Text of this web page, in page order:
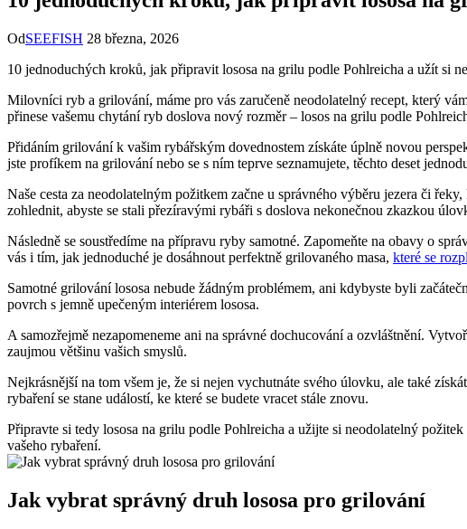
OdSEEFISH 28 března, 2026
10 jednoduchých kroků, jak připravit lososa na grilu podle Pohlreicha a užít si
Milovníci ryb a grilování, máme ‌pro vás zaručeně neodolatelný recept, který
přinese vašemu chytání ryb doslova nový rozměr⁣ – losos na grilu podle
Přidáním grilování k vašim rybářským dovednostem získáte úplně novou
jste profíkem na grilování nebo se s ⁢ním teprve seznamujete, těchto deset
Naše cesta za neodolatelným požitkem začne u správného výběru jezera či
zohlednit, abyste se stali ‍přezíravými⁢ rybáři s doslova nekonečnou zkazkou
Následně se soustředíme na přípravu ryby samotné. Zapomeňte na ​obavy ​o
vás i ​tím, jak jednoduché ‌je dosáhnout perfektně grilovaného ​masa, které se
Samotné grilování lososa⁤ nebude žádným problémem, ani kdybyste byli
povrch s jemně upečeným interiérem⁣ lososa.
A samozřejmě nezapomeneme ani na správné dochucování a ozvláštnění.
zaujmou většinu vašich smyslů.
Nejkrásnější na tom všem ‌je, že si nejen​ vychutnáte svého úlovku, ⁤ale také
rybaření se stane událostí, ke které se budete vracet stále znovu.
Připravte si tedy lososa na grilu podle Pohlreicha a užijte si neodolatelný
vašeho rybaření.
Jak vybrat správný druh lososa pro‍ grilování